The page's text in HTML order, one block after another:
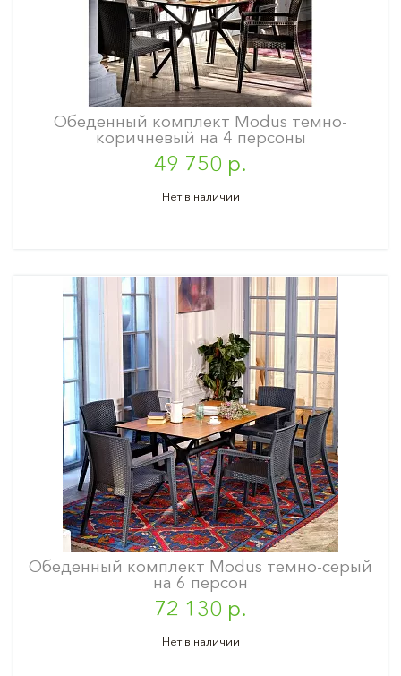
Обеденный комплект Modus темно-
коричневый на 4 персоны
49 750 р.
Нет в наличии
Обеденный комплект Modus темно-серый
на 6 персон
72 130 р.
Нет в наличии